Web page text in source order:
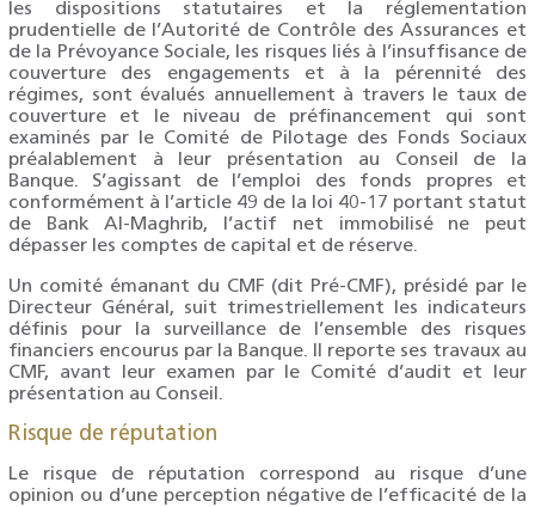
les dispositions statutaires et la réglementation
prudentielle de l’Autorité de Contrôle des Assurances et
de la Prévoyance Sociale, les risques liés à l’insuffisance de
couverture des engagements et à la pérennité des
régimes, sont évalués annuellement à travers le taux de
couverture et le niveau de préfinancement qui sont
examinés par le Comité de Pilotage des Fonds Sociaux
préalablement à leur présentation au Conseil de la
Banque. S’agissant de l’emploi des fonds propres et
conformément à l’article 49 de la loi 40-17 portant statut
de Bank Al-Maghrib, l’actif net immobilisé ne peut
dépasser les comptes de capital et de réserve.
Un comité émanant du CMF (dit Pré-CMF), présidé par le
Directeur Général, suit trimestriellement les indicateurs
définis pour la surveillance de l’ensemble des risques
financiers encourus par la Banque. Il reporte ses travaux au
CMF, avant leur examen par le Comité d’audit et leur
présentation au Conseil.
Risque de réputation
Le risque de réputation correspond au risque d’une
opinion ou d’une perception négative de l’efficacité de la